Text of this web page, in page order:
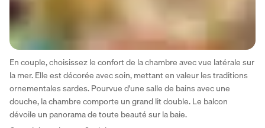
En couple, choisissez le confort de la chambre avec vue latérale sur
la mer. Elle est décorée avec soin, mettant en valeur les traditions
ornementales sardes. Pourvue d'une salle de bains avec une
douche, la chambre comporte un grand lit double. Le balcon
dévoile un panorama de toute beauté sur la baie.